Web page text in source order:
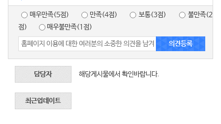
매우만족(5점) 만족(4점) 보통(3점)
점)
매우불만족(1점)
담당자 해당게시물에서 확인바랍니다.
최근업데이트